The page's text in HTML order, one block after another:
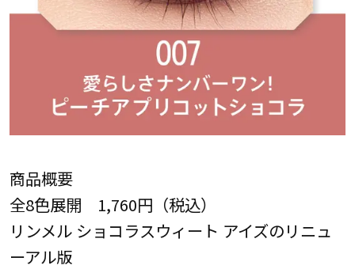
商品概要
全8色展開 1,760円（税込）
リンメル ショコラスウィート アイズのリニュ
ーアル版